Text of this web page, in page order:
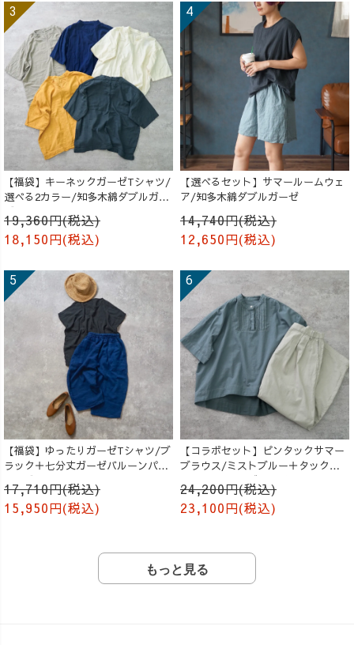
【福袋】キーネックガーゼTシャツ/
選べる2カラー/知多木綿ダブルガー
19,360円(税込)
18,150円(税込)
【選べるセット】サマールームウェ
ア/知多木綿ダブルガーゼ
14,740円(税込)
12,650円(税込)
【福袋】ゆったりガーゼTシャツ/ブ
ラック＋七分丈ガーゼバルーンパン
ツ /ブルー
17,710円(税込)
15,950円(税込)
【コラボセット】ピンタックサマー
ブラウス/ミストブルー＋タックバ
ルーンパンツ/グレージュ
24,200円(税込)
23,100円(税込)
もっと見る